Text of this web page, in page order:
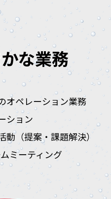
な業務
オペレーション業務
ション
（提案・課題解決）
ミーティング